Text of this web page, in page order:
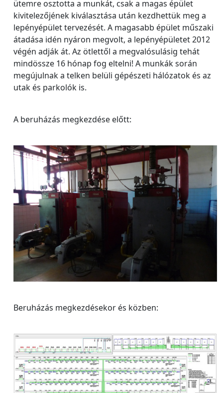
ütemre osztotta a munkát, csak a magas épület
kivitelezőjének kiválasztása után kezdhettük meg a
lepényépület tervezését. A magasabb épület műszaki
átadása idén nyáron megvolt, a lepényépületet 2012
végén adják át. Az ötlettől a megvalósulásig tehát
mindössze 16 hónap fog eltelni! A munkák során
megújulnak a telken belüli gépészeti hálózatok és az
utak és parkolók is.
A beruházás megkezdése előtt:
Beruházás megkezdésekor és közben: